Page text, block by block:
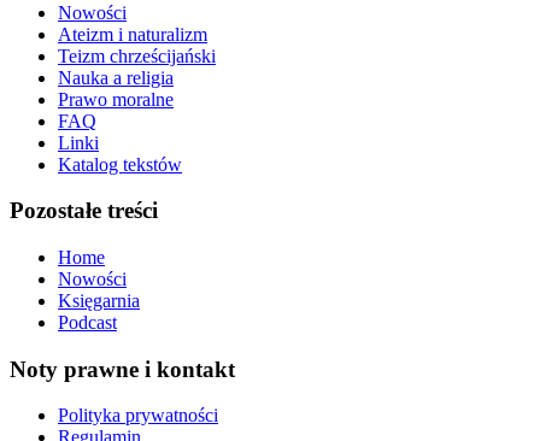
Nowości
Ateizm i naturalizm
Teizm chrześcijański
Nauka a religia
Prawo moralne
FAQ
Linki
Katalog tekstów
Pozostałe treści
Home
Nowości
Księgarnia
Podcast
Noty prawne i kontakt
Polityka prywatności